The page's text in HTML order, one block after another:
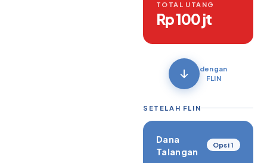
TOTAL UTANG
Rp 100 jt
dengan
FLIN
SETELAH FLIN
Dana
Talangan
Opsi 1